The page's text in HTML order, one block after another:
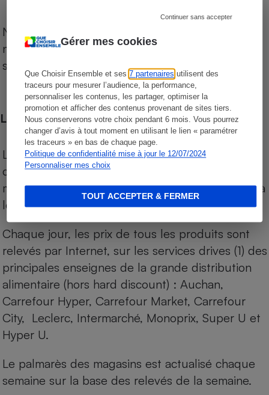
Gérer mes cookies
Que Choisir Ensemble et ses7 partenaires utilisent des
traceurs pour mesurer l’audience, la performance,
personnaliser les contenus, les partager, optimiser la
promotion et afficher des contenus provenant de sites tiers.
Nous conserverons votre choix pendant 6 mois. Vous pourrez
changer d’avis à tout moment en utilisant le lien « paramétrer
les traceurs » en bas de chaque page.
Politique de confidentialité mise à jour le 12/07/2024
Personnaliser mes choix
Continuer sans accepter
TOUT ACCEPTER & FERMER
Notre comparateur de supermarchés propose le
niveau de prix des supermarchés, géolocalisés
sur le territoire français.
Les comparaisons de prix
Les comparaisons sont réalisées sur l’ensemble
des produits des magasins. Les produits de
marques de distributeurs (MDD) sont comparés à
leurs équivalents chez leurs concurrents.
Chaque jour, les prix de tous les produits sont
relevés par Internet, sur les services drives (1) des
principales enseignes de la grande distribution
alimentaire (hors hard discount) : Auchan,
Carrefour Hyper, Carrefour Market, Carrefour
City, Leclerc, Intermarché, Monoprix, Super U et
Hyper U.
Le palmarès des magasins est actualisé chaque
semaine sur la base des relevés de la semaine.